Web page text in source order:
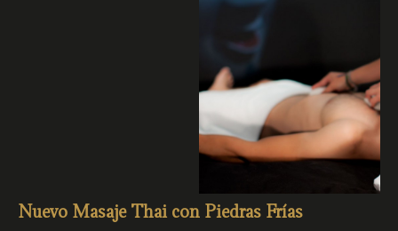
Nuevo Masaje Thai con Piedras Frías